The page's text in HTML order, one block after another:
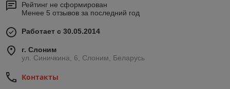
Рейтинг не сформирован
Менее 5 отзывов за последний год
Работает с 30.05.2014
г. Слоним
ул. Синичкина, 6, Слоним, Беларусь
Контакты